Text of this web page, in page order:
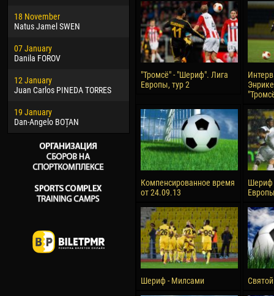
18 November
Natus Jamel SWEN
07 January
Danila FOROV
12 January
Juan Carlos PINEDA TORRES
19 January
Dan-Angelo BOȚAN
20 March
Jayder Moreno ASPRILLA
22 March
Samba KONÉ
26 March
Vitor Hugo Morais de OLIVEIRA
Raí LOPES DE OLIVEIRA
24
28
Ivan
"Тромсё" - "Шериф". Лига
Европы, тур 2
Компенсированное время
от 24.09.13
Шериф
Шериф - Милсами